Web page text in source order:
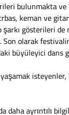
bulunmakta
keman ve
şarkı gösterileri
olarak
büyüleyici dans
daha ayrιntιlι